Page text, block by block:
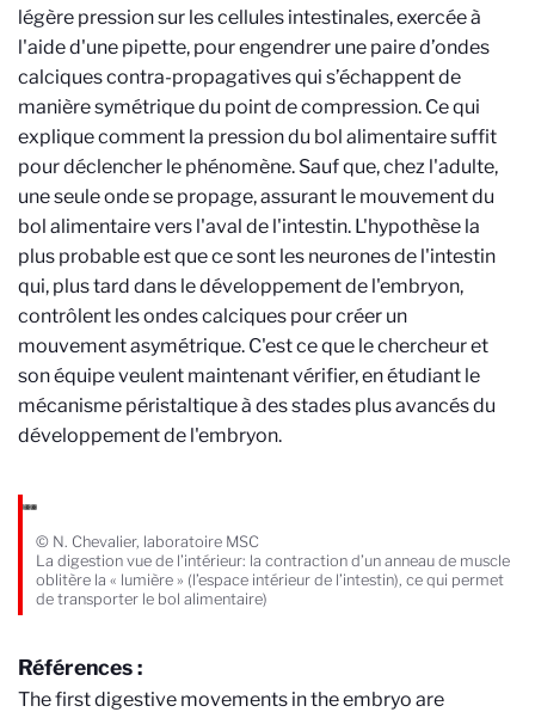
légère pression sur les cellules intestinales, exercée à
l'aide d'une pipette, pour engendrer une paire d’ondes
calciques contra-propagatives qui s’échappent de
manière symétrique du point de compression. Ce qui
explique comment la pression du bol alimentaire suffit
pour déclencher le phénomène. Sauf que, chez l'adulte,
une seule onde se propage, assurant le mouvement du
bol alimentaire vers l'aval de l'intestin. L'hypothèse la
plus probable est que ce sont les neurones de l'intestin
qui, plus tard dans le développement de l'embryon,
contrôlent les ondes calciques pour créer un
mouvement asymétrique. C'est ce que le chercheur et
son équipe veulent maintenant vérifier, en étudiant le
mécanisme péristaltique à des stades plus avancés du
développement de l'embryon.
© N. Chevalier, laboratoire MSC
La digestion vue de l’intérieur: la contraction d’un anneau de muscle
oblitère la « lumière » (l’espace intérieur de l’intestin), ce qui permet
de transporter le bol alimentaire)
Références :
The first digestive movements in the embryo are